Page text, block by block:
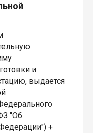
и
выдается
"Об
+